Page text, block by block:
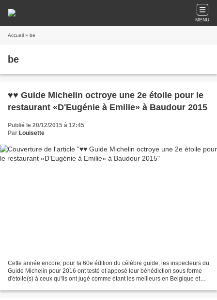
MENU
Accueil » be
be
♥♥ Guide Michelin octroye une 2e étoile pour le
restaurant «D'Eugénie à Emilie» à Baudour 2015
Publié le 20/12/2015 à 12:45
Par Louisette
Cette année encore, pour la 60e édition du célèbre guide, les inspecteurs du
Guide Michelin pour 2016 ont testé et apposé leur bénédiction sous forme
d'étoile(s) à ceux qu'ils ont jugé comme étant les meilleurs en Belgique et